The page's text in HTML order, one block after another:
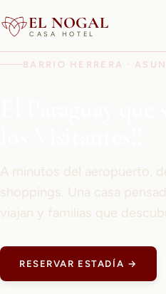
EL NOGAL
CASA HOTEL
BARRIO HERRERA ·
A minutos del aeropuerto,
shoppings. Una casa
viajan y familias que
RESERVAR ESTADÍA →